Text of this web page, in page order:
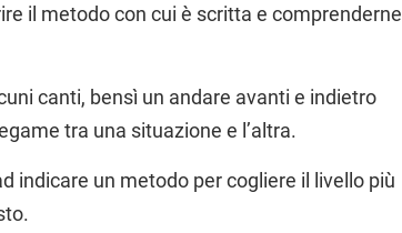
il metodo con cui è scritta e comprenderne
canti, bensì un andare avanti e indietro
tra una situazione e l’altra.
indicare un metodo per cogliere il livello più